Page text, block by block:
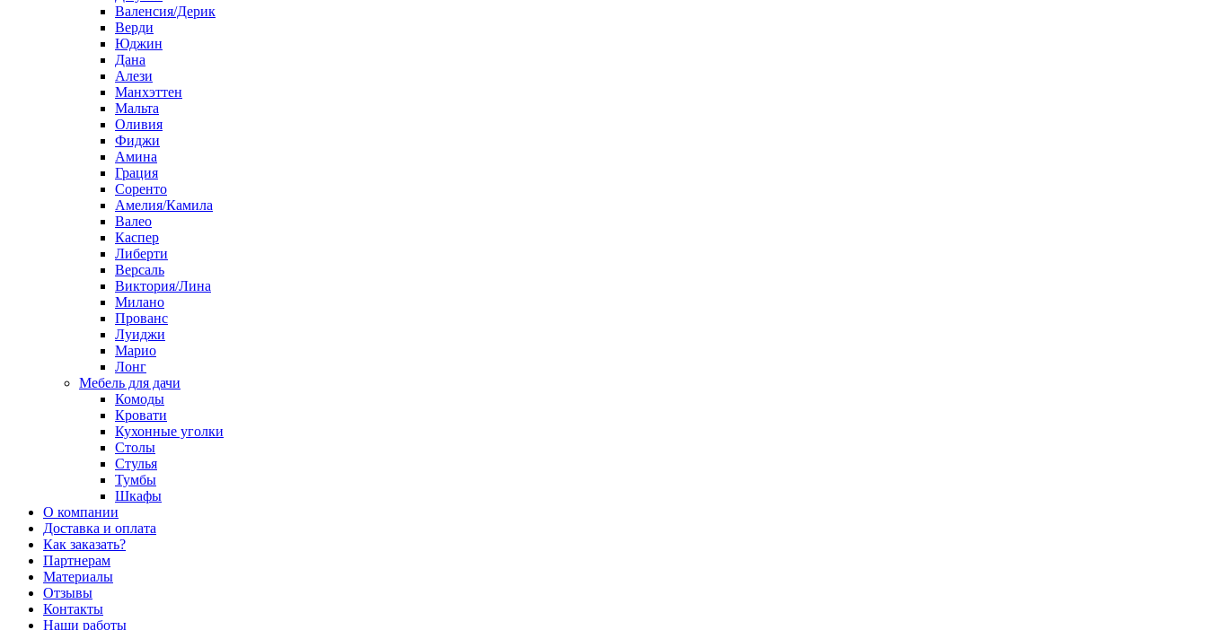
Валенсия/Дерик
Верди
Юджин
Дана
Алези
Манхэттен
Мальта
Оливия
Фиджи
Амина
Грация
Соренто
Амелия/Камила
Валео
Каспер
Либерти
Версаль
Виктория/Лина
Милано
Прованс
Луиджи
Марио
Лонг
Мебель для дачи
Комоды
Кровати
Кухонные уголки
Столы
Стулья
Тумбы
Шкафы
О компании
Доставка и оплата
Как заказать?
Партнерам
Материалы
Отзывы
Контакты
Наши работы